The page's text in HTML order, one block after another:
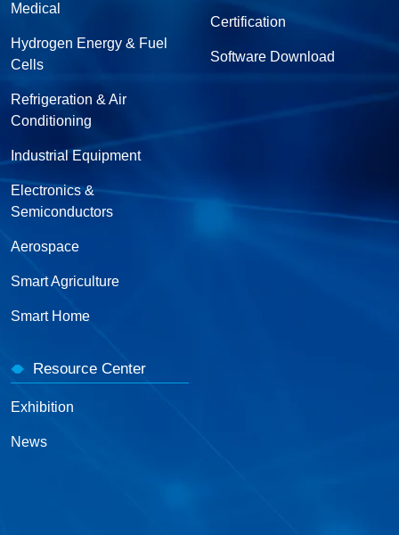
Medical
Hydrogen Energy & Fuel
Cells
Refrigeration & Air
Conditioning
Industrial Equipment
Electronics &
Semiconductors
Aerospace
Smart Agriculture
Smart Home
Certification
Software Download
Resource Center
Exhibition
News